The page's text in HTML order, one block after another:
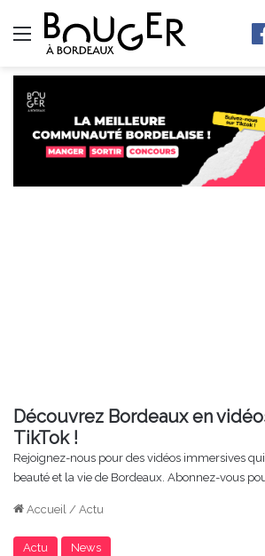
Menu
Découvrez Bordeaux en
TikTok !
Rejoignez-nous pour des vidéos immersives
beauté et la vie de Bordeaux. Abonnez-vous
Accueil / Actu
Actu News